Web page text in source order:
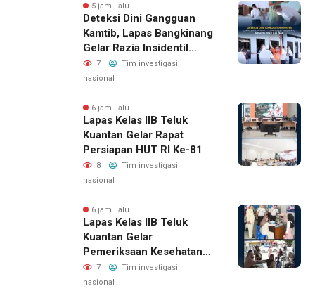
5 jam lalu
Deteksi Dini Gangguan
Kamtib, Lapas Bangkinang
Gelar Razia Insidentil
Menuju Zero Halinar
7
Tim investigasi
nasional
6 jam lalu
Lapas Kelas IIB Teluk
Kuantan Gelar Rapat
Persiapan HUT RI Ke-81
8
Tim investigasi
nasional
6 jam lalu
Lapas Kelas IIB Teluk
Kuantan Gelar
Pemeriksaan Kesehatan
Gratis Bagi Keluarga
Warga Binaan Dan
7
Tim investigasi
nasional